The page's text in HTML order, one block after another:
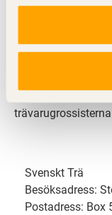
Svenskt Trä
och är en del av
svensk limträ-,
Svenskt Trä
Besöksadress:
Postadress: Box